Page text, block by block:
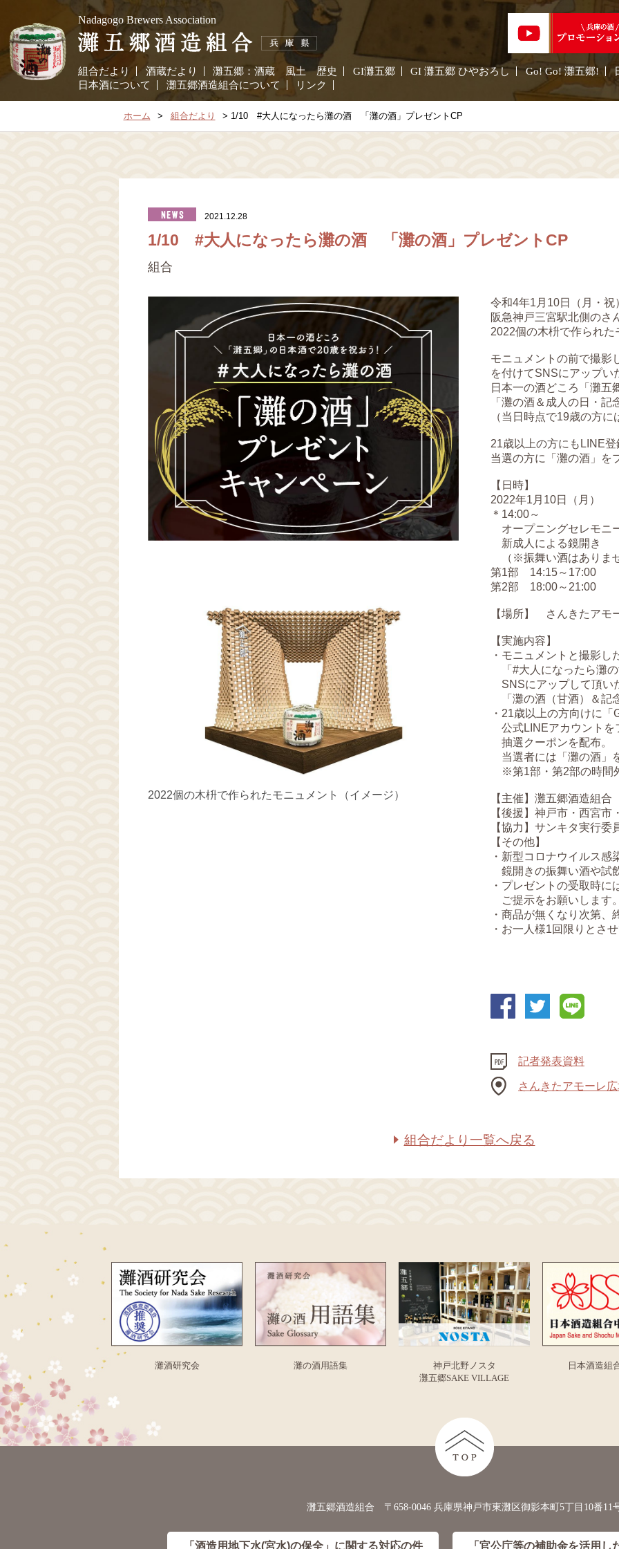
Nadagogo Brewers Association
組合だより 酒蔵だより 灘五郷：酒蔵 風土 歴史 GI灘五郷 GI 灘五郷 ひやおろし Go! Go! 灘五郷!
日本酒について
灘五郷酒造組合について リンク
ホーム 組合だより 1/10 #大人になったら灘の酒 「灘の酒」プレゼントCP
2021.12.28
1/10 #大人になったら灘の酒 「灘の酒」プレゼントCP
組合
2022個の木枡で作られたモニュメント（イメージ）
令和4年1月10日（月・祝
阪急神戸三宮駅北側のさ
2022個の木枡で作られ
モニュメントの前で撮影
を付けてSNSにアップい
日本一の酒どころ「灘五
「灘の酒＆成人の日・
（当日時点で19歳の方
21歳以上の方にもLINE
当選の方に「灘の酒」を
【日時】
2022年1月10日（月）
＊14:00～
オープニングセレモニ
新成人による鏡開き
（※振舞い酒はありま
第1部 14:15～17:00
第2部 18:00～21:00
【場所】 さんきたアモ
【実施内容】
・モニュメントと撮影し
「#大人になったら灘
SNSにアップして頂い
「灘の酒（甘酒）＆記
・21歳以上の方向けに「
公式LINEアカウントを
抽選クーポンを配布。
当選者には「灘の酒」
※第1部・第2部の時間
【主催】灘五郷酒造組合
【後援】神戸市・西宮市
【協力】サンキタ実行委
【その他】
・新型コロナウイルス感
鏡開きの振舞い酒や試
・プレゼントの受取時
ご提示をお願いします
・商品が無くなり次第
・お一人様1回限りとさ
記者発表資料
さんきたアモーレ
組合だより一覧へ戻る
灘酒研究会 灘の酒用語集
神戸北野ノスタ
灘五郷SAKE VILLAGE
日本酒造組
灘五郷酒造組合 〒658-0046 兵庫県神戸市東灘区御影本町5丁目10番11
「酒造用地下水(宮水)の保全」に関する対応の件 「官公庁等の補助金を活用し